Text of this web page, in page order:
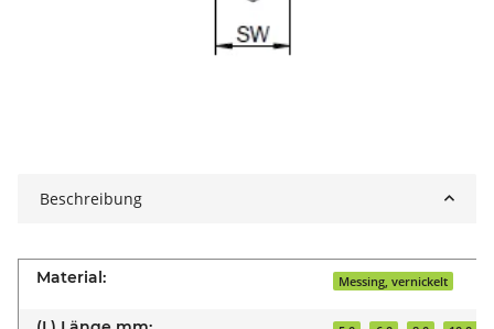
Beschreibung
Material: Messing, vernickelt